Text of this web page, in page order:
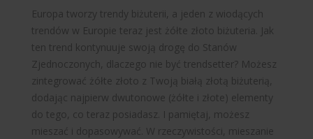
Europa tworzy trendy biżuterii, a jeden z wiodących
trendów w Europie teraz jest żółte złoto biżuteria. Jak
ten trend kontynuuje swoją drogę do Stanów
Zjednoczonych, dlaczego nie być trendsetter? Możesz
zintegrować żółte złoto z Twoją białą złotą biżuterią,
dodając najpierw dwutonowe (żółte i złote) elementy
do tego, co teraz posiadasz. I pamiętaj, możesz
mieszać i dopasowywać. W rzeczywistości, mieszanie